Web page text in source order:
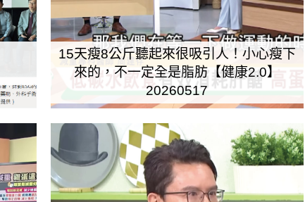
15天瘦8公斤聽起來很吸引人！小心瘦下
來的，不一定全是脂肪【健康2.0】
20260517